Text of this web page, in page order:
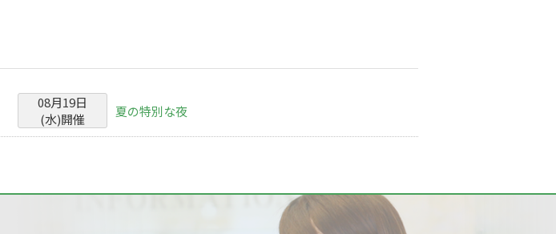
08月19日
(水)開催 夏の特別な夜